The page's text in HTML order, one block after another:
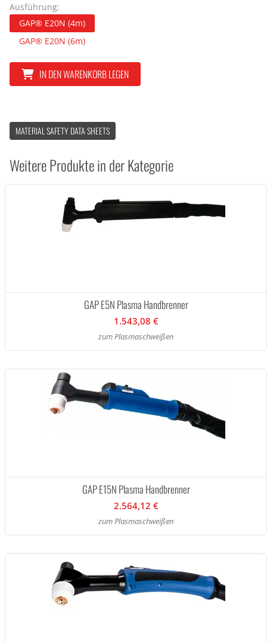
Ausführung:
GAP® E20N (4m)
GAP® E20N (6m)
IN DEN WARENKORB LEGEN
MATERIAL SAFETY DATA SHEETS
Weitere Produkte in der Kategorie
GAP E5N Plasma Handbrenner
1.543,08 €
zum Plasmaschweißen
GAP E15N Plasma Handbrenner
2.564,12 €
zum Plasmaschweißen